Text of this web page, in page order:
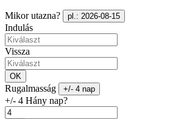
Mikor utazna? pl.: 2026-08-15
Indulás
Vissza
OK
Rugalmasság +/- 4 nap
+/- 4 Hány nap?